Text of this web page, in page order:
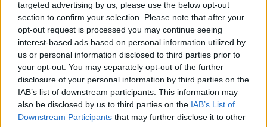
targeted advertising by us, please use the below opt-out
section to confirm your selection. Please note that after your
opt-out request is processed you may continue seeing
interest-based ads based on personal information utilized by
us or personal information disclosed to third parties prior to
your opt-out. You may separately opt-out of the further
disclosure of your personal information by third parties on the
IAB’s list of downstream participants. This information may
also be disclosed by us to third parties on the IAB’s List of
Downstream Participants that may further disclose it to other
Video
is
loading.
a
modal
window.
is not supported.
A háttérben közrejátszhattak korábbi